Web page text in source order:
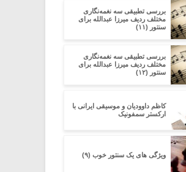
بررسی تطبیقی سه نغمه‌نگاری
مختلف ردیف میرزا عبدالله برای
سنتور (۱۱)
بررسی تطبیقی سه نغمه‌نگاری
مختلف ردیف میرزا عبدالله برای
سنتور (۱۲)
کاظم داوودیان و موسیقی ایرانی با
ارکستر سمفونیک
ویژگی های یک سنتور خوب (۹)